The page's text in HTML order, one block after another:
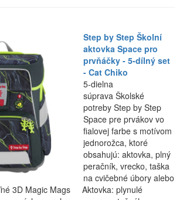
Step by Step Školní
aktovka Space pro
prvňáčky - 5-dílný set
- Cat Chiko
5-dielna
súprava Školské
potreby Step by Step
Space pre prvákov vo
fialovej farbe s motívom
jednorožca, ktoré
obsahujú: aktovka, plný
peračník, vrecko, taška
na cvičebné úbory alebo
3D Magic Mags Aktovka: plynulé